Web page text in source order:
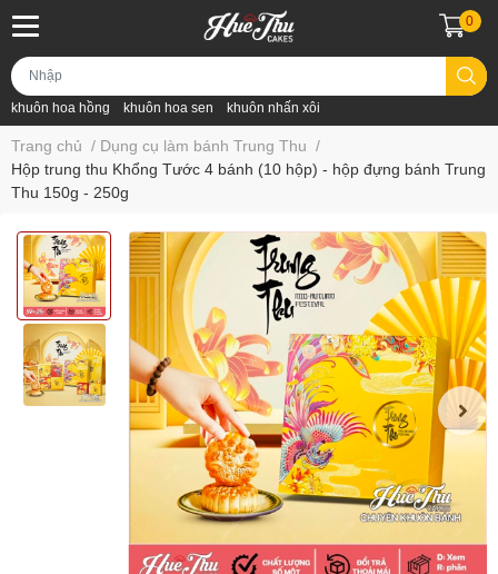
khuôn hoa hồng khuôn hoa sen khuôn nhấn xôi
0
Trang chủ / Dụng cụ làm bánh Trung Thu /
Hộp trung thu Khổng Tước 4 bánh (10 hộp) - hộp đựng bánh Trung
Thu 150g - 250g